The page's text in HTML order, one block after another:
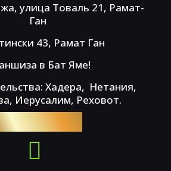
улица Товаль 21, Рамат-
Ган
43, Рамат Ган
в Бат Яме!
Хадера, Нетания,
Иерусалим, Реховот.
4653576